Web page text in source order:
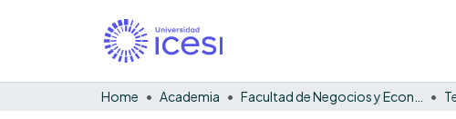
Home Academia